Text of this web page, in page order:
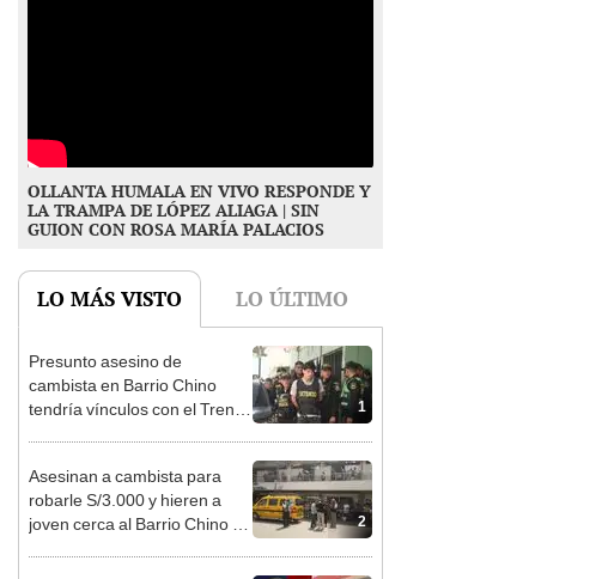
OLLANTA HUMALA EN VIVO RESPONDE Y
LA TRAMPA DE LÓPEZ ALIAGA | SIN
GUION CON ROSA MARÍA PALACIOS
LO MÁS VISTO LO ÚLTIMO
1
Presunto asesino de
cambista en Barrio Chino
tendría vínculos con el Tren
2
Asesinan a cambista para
robarle S/3.000 y hieren a
joven cerca al Barrio Chino en